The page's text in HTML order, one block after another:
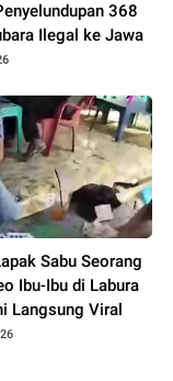
368
Ilegal ke Jawa
Sabu Seorang
Ibu-Ibu di Labura
Langsung Viral